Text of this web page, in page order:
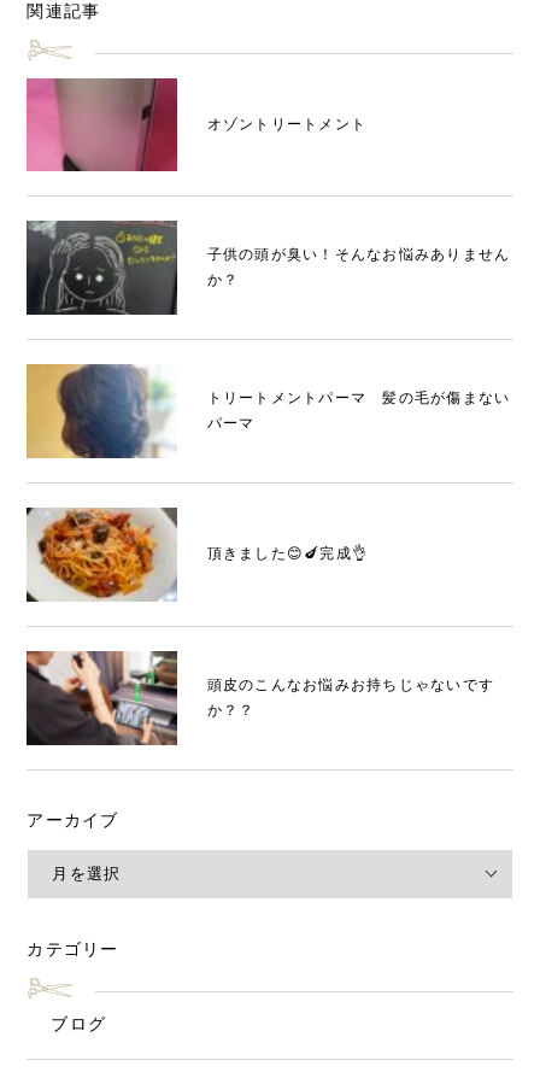
関連記事
オゾントリートメント
子供の頭が臭い！そんなお悩みありません
か？
トリートメントパーマ 髪の毛が傷まない
パーマ
頂きました😊🍆完成👌
頭皮のこんなお悩みお持ちじゃないです
か？？
アーカイブ
カテゴリー
ブログ